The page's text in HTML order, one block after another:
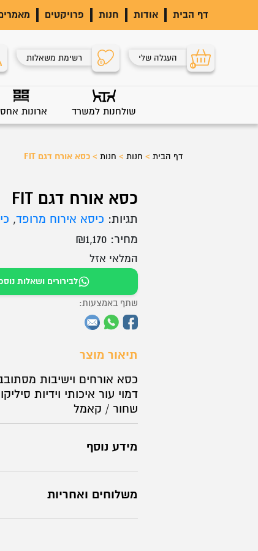
דף הבית אודות חנות פרויקטים
0
העגלה שלי 0 רשימת משאלות
שולחנות למשרד ארונות
דף הבית> חנות> חנות> כסא אורח דגם FIT
כסא אורח דגם FIT
מחיר: ₪1,170
המלאי אזל
תגיות: כיסא אירוח מרופד,
לבירורים ושאלות
תיאור מוצר
כסא אורחים וישיבות
דמוי עור איכותי וידיות
שחור / קאמל
מידע נוסף
משלוחים ואחריות
שתף באמצעות: